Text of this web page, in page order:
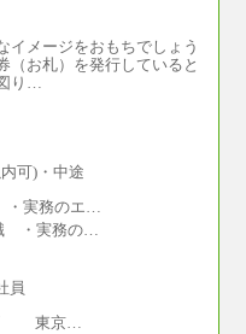
イメージをおもちでしょう
（お札）を発行していると
り…
可)・中途
実務のエ…
・実務の…
員
東京…